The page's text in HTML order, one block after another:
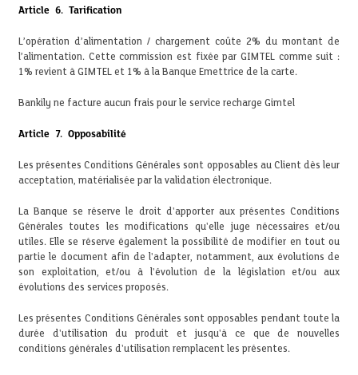
Article 6. Tarification
L’opération d’alimentation / chargement coûte 2% du montant de
l’alimentation. Cette commission est fixée par GIMTEL comme suit :
1% revient à GIMTEL et 1% à la Banque Emettrice de la carte.
Bankily ne facture aucun frais pour le service recharge Gimtel
Article 7. Opposabilité
Les présentes Conditions Générales sont opposables au Client dès leur
acceptation, matérialisée par la validation électronique.
La Banque se réserve le droit d'apporter aux présentes Conditions
Générales toutes les modifications qu'elle juge nécessaires et/ou
utiles. Elle se réserve également la possibilité de modifier en tout ou
partie le document afin de l'adapter, notamment, aux évolutions de
son exploitation, et/ou à l'évolution de la législation et/ou aux
évolutions des services proposés.
Les présentes Conditions Générales sont opposables pendant toute la
durée d'utilisation du produit et jusqu'à ce que de nouvelles
conditions générales d'utilisation remplacent les présentes.